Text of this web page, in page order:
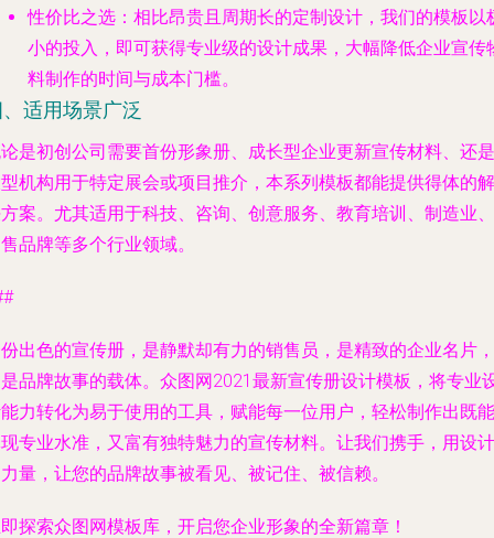
性价比之选 ：相比昂贵且周期长的定制设计，我们的模板以
小的投入，即可获得专业级的设计成果，大幅降低企业宣传
料制作的时间与成本门槛。
适用场景广泛
是初创公司需要首份形象册、成长型企业更新宣传材料、还是
机构用于特定展会或项目推介，本系列模板都能提供得体的解
案。尤其适用于科技、咨询、创意服务、教育培训、制造业、
品牌等多个行业领域。
出色的宣传册，是静默却有力的销售员，是精致的企业名片，
品牌故事的载体。众图网2021最新宣传册设计模板，将专业
力转化为易于使用的工具，赋能每一位用户，轻松制作出既能
专业水准，又富有独特魅力的宣传材料。让我们携手，用设计
量，让您的品牌故事被看见、被记住、被信赖。
探索众图网模板库，开启您企业形象的全新篇章！